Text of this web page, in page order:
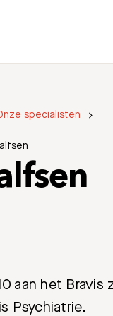
specialisten
aan het Bravis
Psychiatrie.